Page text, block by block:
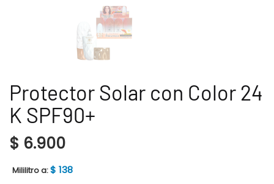
Protector Solar con Color 24
K SPF90+
$ 6.900
Mililitro a:$ 138